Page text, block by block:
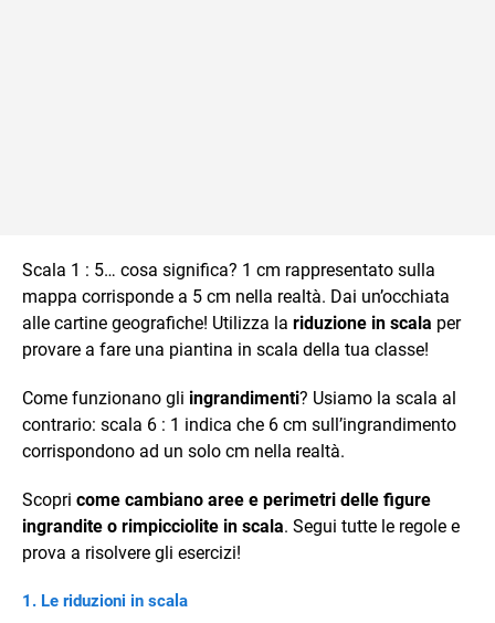
Scala 1 : 5… cosa significa? 1 cm rappresentato sulla
mappa corrisponde a 5 cm nella realtà. Dai un’occhiata
alle cartine geografiche! Utilizza la riduzione in scala per
provare a fare una piantina in scala della tua classe!
Come funzionano gli ingrandimenti? Usiamo la scala al
contrario: scala 6 : 1 indica che 6 cm sull’ingrandimento
corrispondono ad un solo cm nella realtà.
Scopri come cambiano aree e perimetri delle figure
ingrandite o rimpicciolite in scala. Segui tutte le regole e
prova a risolvere gli esercizi!
Le riduzioni in scala